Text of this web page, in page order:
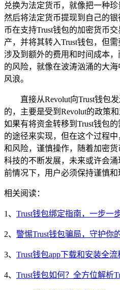
兑换为法定货币，就像把一种
然后将法定货币提现到自己的
币在支持Trust钱包的加密货币
产，并将其转入Trust钱包，但
涉及到额外的费用和时间成本
的风险，就像在波涛汹涌的大
风浪。
直接从Revolut向Trust钱包
的，主要是受到Revolut的政策
如果有将资金转移到Trust钱包
的途径来实现，但在这个过程
和风险，谨慎操作，随着加密
科技的不断发展，未来或许会
前情况下，用户必须保持谨慎和
相关阅读：
1、 Trust钱包绑定指南，一步一
2、 警惕Trust钱包骗局，守护你
3、 Trust钱包app下载和安装全流
4、 Trust钱包如何？全方位解析